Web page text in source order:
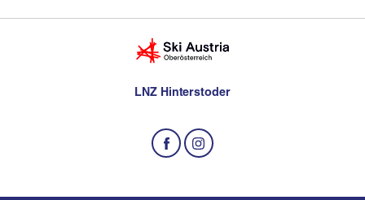
LNZ Hinterstoder